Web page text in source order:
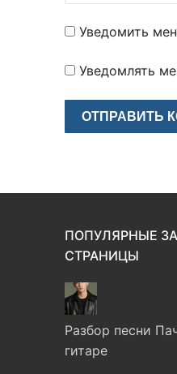
Уведомить
Уведомлять
ПОПУЛЯРНЫЕ
СТРАНИЦЫ
Разбор песни
гитаре